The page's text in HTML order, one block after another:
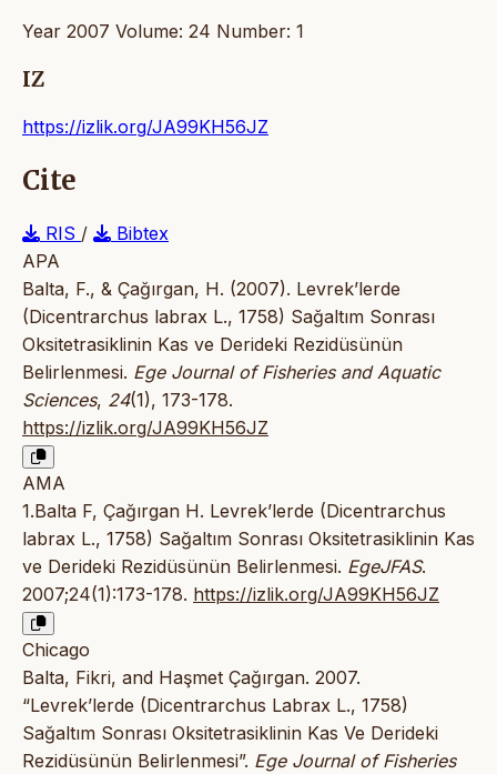
Year 2007 Volume: 24 Number: 1
IZ
https://izlik.org/JA99KH56JZ
Cite
RIS /
Bibtex
APA
Balta, F., & Çağırgan, H. (2007). Levrek’lerde
(Dicentrarchus labrax L., 1758) Sağaltım Sonrası
Oksitetrasiklinin Kas ve Derideki Rezidüsünün
Belirlenmesi. Ege Journal of Fisheries and Aquatic
Sciences, 24(1), 173-178.
https://izlik.org/JA99KH56JZ
AMA
1.Balta F, Çağırgan H. Levrek’lerde (Dicentrarchus
labrax L., 1758) Sağaltım Sonrası Oksitetrasiklinin Kas
ve Derideki Rezidüsünün Belirlenmesi. EgeJFAS.
2007;24(1):173-178. https://izlik.org/JA99KH56JZ
Chicago
Balta, Fikri, and Haşmet Çağırgan. 2007.
“Levrek’lerde (Dicentrarchus Labrax L., 1758)
Sağaltım Sonrası Oksitetrasiklinin Kas Ve Derideki
Rezidüsünün Belirlenmesi”. Ege Journal of Fisheries